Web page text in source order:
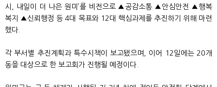
시, 내일이 더 나은 원미’를 비전으로 ▲공감소통 ▲안심안전 ▲행복
복지 ▲신뢰행정 등 4대 목표와 12대 핵심과제를 추진하기 위해 마련
했다.
각 부서별 추진계획과 특수시책이 보고됐으며, 이어 12일에는 20개
동을 대상으로 한 보고회가 진행될 예정이다.